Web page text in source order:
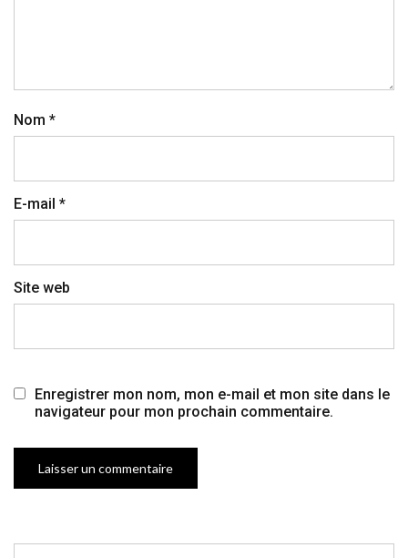
Nom *
E-mail *
Site web
Enregistrer mon nom, mon e-mail et mon site dans le
navigateur pour mon prochain commentaire.